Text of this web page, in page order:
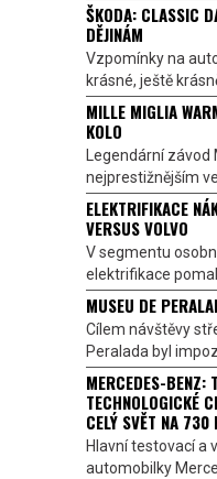
ŠKODA: CLASSIC
DĚJINÁM
Vzpomínky na
krásné, ještě
MILLE MIGLIA
KOLO
Legendární
nejprestižnějším
ELEKTRIFIKACE
VERSUS VOLVO
V segmentu
elektrifikace
MUSEU DE
Cílem návštěvy
Peralada byl
MERCEDES-BENZ:
TECHNOLOGICKÉ
CELÝ SVĚT NA 730
Hlavní testovací a
automobilky